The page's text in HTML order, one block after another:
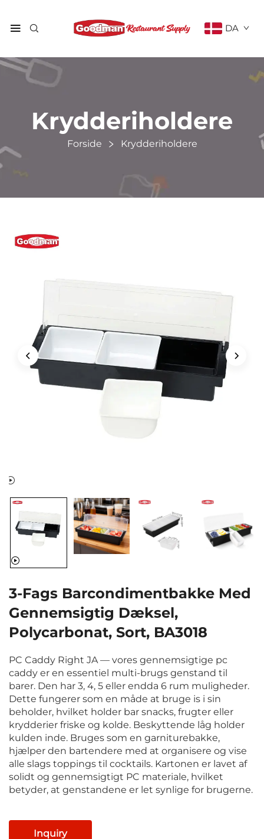
DA
Krydderiholdere
Forside Krydderiholdere
3-Fags Barcondimentbakke Med
Gennemsigtig Dæksel,
Polycarbonat, Sort, BA3018
PC Caddy Right JA — vores gennemsigtige pc
caddy er en essentiel multi-brugs genstand til
barer. Den har 3, 4, 5 eller endda 6 rum muligheder.
Dette fungerer som en måde at bruge is i sin
beholder, hvilket holder bar snacks, frugter eller
krydderier friske og kolde. Beskyttende låg holder
kulden inde. Bruges som en garniturebakke,
hjælper den bartendere med at organisere og vise
alle slags toppings til cocktails. Kartonen er lavet af
solidt og gennemsigtigt PC materiale, hvilket
betyder, at genstandene er let synlige for brugerne.
Inquiry